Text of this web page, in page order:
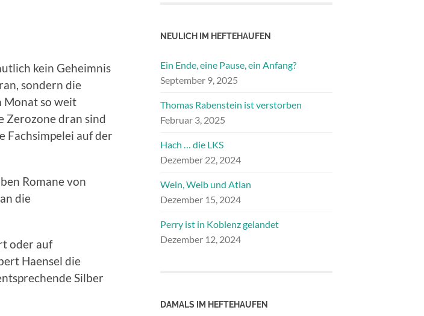
kein Geheimnis
sondern die
Monat so weit
Zerozone dran sind
Fachsimpelei auf der
Romane von
die
oder auf
Haensel die
Silber
NEULICH IM HEFTEHAUFEN
Ein Ende, eine Pause, ein Anfang?
September 9, 2025
Thomas Rabenstein ist verstorben
Februar 3, 2025
Hach … die LKS
Dezember 22, 2024
Wein, Weib und Atlan
Dezember 15, 2024
Perry ist in Koblenz gelandet
Dezember 12, 2024
DAMALS IM HEFTEHAUFEN